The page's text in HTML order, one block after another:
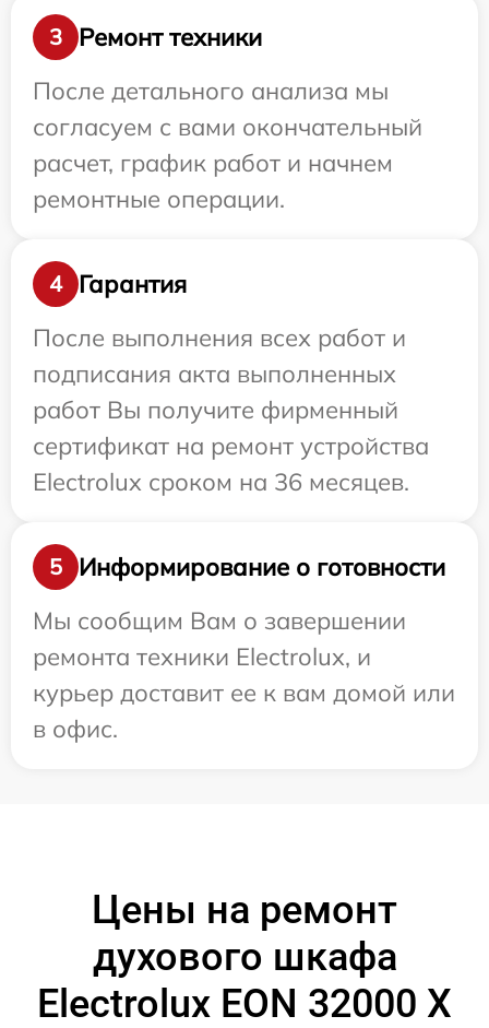
3
Ремонт техники
После детального анализа мы
согласуем с вами окончательный
расчет, график работ и начнем
ремонтные операции.
4
Гарантия
После выполнения всех работ и
подписания акта выполненных
работ Вы получите фирменный
сертификат на ремонт устройства
Electrolux сроком на 36 месяцев.
5
Информирование о готовности
Мы сообщим Вам о завершении
ремонта техники Electrolux, и
курьер доставит ее к вам домой или
в офис.
Цены на ремонт
духового шкафа
Electrolux EON 32000 X